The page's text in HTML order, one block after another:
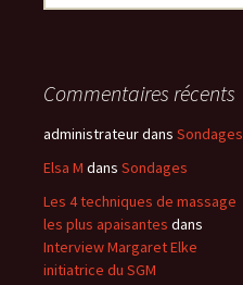
Commentaires récents
administrateurdans Sondages
Elsa M dans Sondages
Les 4 techniques de massage
les plus apaisantes dans
Interview Margaret Elke
initiatrice du SGM